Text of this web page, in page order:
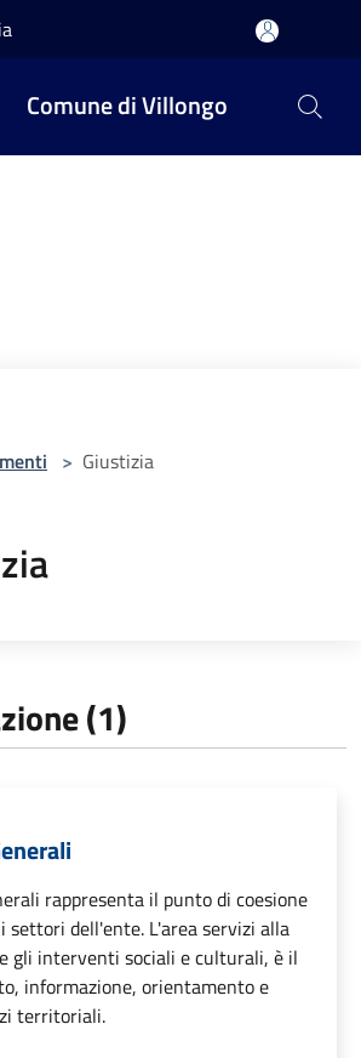
Comune di Villongo
> Giustizia
(1)
rappresenta il punto di coesione
settori dell'ente. L'area servizi alla
gli interventi sociali e culturali, è il
informazione, orientamento e
territoriali.